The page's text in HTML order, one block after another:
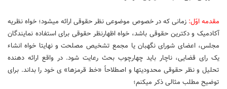
مقدمه اوّل: زمانی که در خصوص موضوعی نظر حقوقی ارائه می‏شود؛ خواه نظریه
آکادمیک و دکترین حقوقی باشد، خواه اظهارنظر حقوقی برای استفاده نمایندگان
مجلس، اعضای شورای نگهبان یا مجمع تشخیص مصلحت و نهایتا خواه انشاء
یک رای قضایی، ناچار باید چهارچوب بحث رعایت شود. در واقع ارائه دهنده
تحلیل و نظر حقوقی محدودیت‏ها و اصطلاحاً «خط قرمزها» ی خود را بداند. برای
توضیح مطلب مثالی ذکر می‏کنم؛